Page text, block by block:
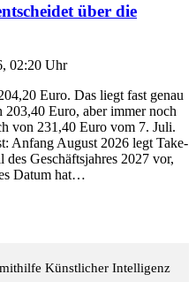
über die
02:20 Uhr
Euro. Das liegt fast genau
Euro, aber immer noch
von 231,40 Euro vom 7. Juli.
Anfang August 2026 legt Take-
Geschäftsjahres 2027 vor,
Datum hat…
Künstlicher Intelligenz